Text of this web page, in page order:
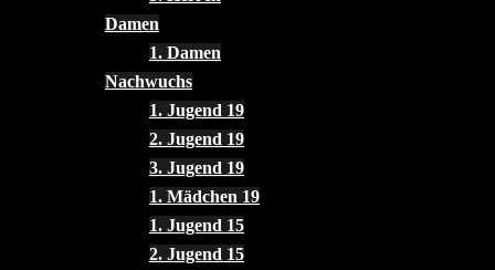
Damen
1. Damen
Nachwuchs
1. Jugend 19
2. Jugend 19
3. Jugend 19
1. Mädchen 19
1. Jugend 15
2. Jugend 15